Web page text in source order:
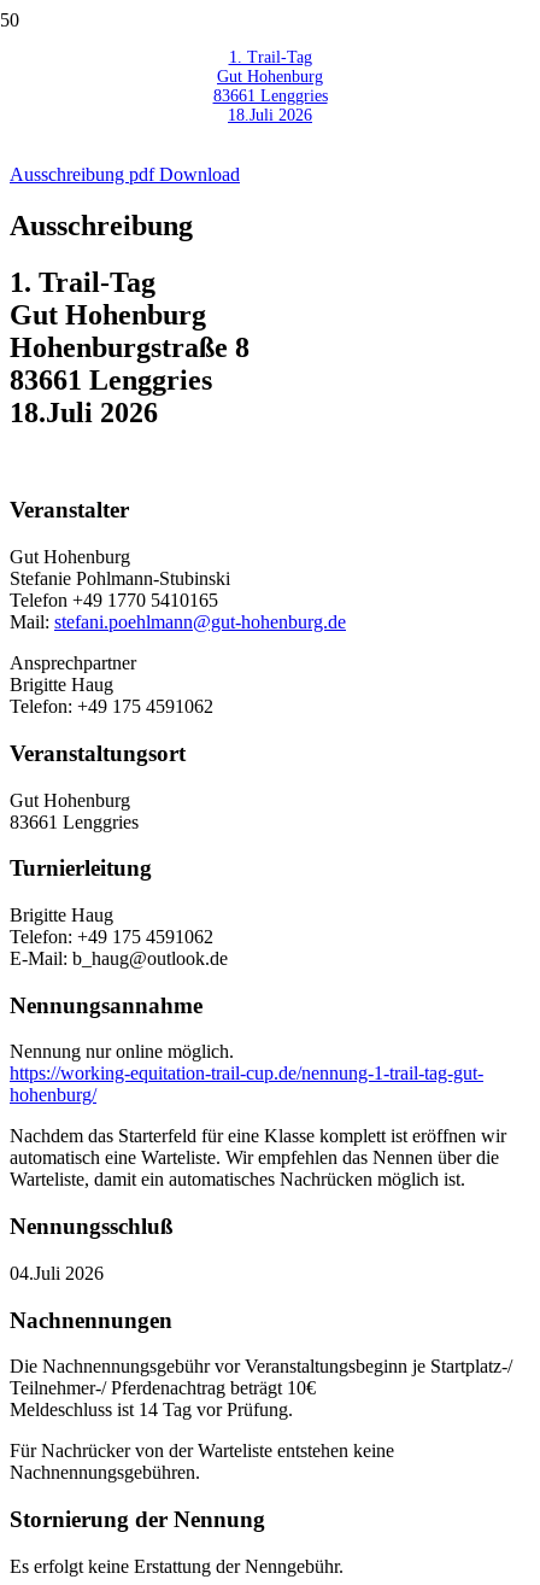
1. Trail-Tag
Gut Hohenburg
83661 Lenggries
18.Juli 2026
Ausschreibung pdf Download
Ausschreibung
1. Trail-Tag
Gut Hohenburg
Hohenburgstraße 8
83661 Lenggries
18.Juli 2026
Veranstalter
Gut Hohenburg
Stefanie Pohlmann-Stubinski
Telefon +49 1770 5410165
Mail: stefani.poehlmann@gut-hohenburg.de
Ansprechpartner
Brigitte Haug
Telefon: +49 175 4591062
Veranstaltungsort
Gut Hohenburg
83661 Lenggries
Turnierleitung
Brigitte Haug
Telefon: +49 175 4591062
E-Mail: b_haug@outlook.de
Nennungsannahme
Nennung nur online möglich.
https://working-equitation-trail-cup.de/nennung-1-trail-tag-gut-
hohenburg/
Nachdem das Starterfeld für eine Klasse komplett ist eröffnen wir
automatisch eine Warteliste. Wir empfehlen das Nennen über die
Warteliste, damit ein automatisches Nachrücken möglich ist.
Nennungsschluß
04.Juli 2026
Nachnennungen
Die Nachnennungsgebühr vor Veranstaltungsbeginn je Startplatz-/
Teilnehmer-/ Pferdenachtrag beträgt 10€
Meldeschluss ist 14 Tag vor Prüfung.
Für Nachrücker von der Warteliste entstehen keine
Nachnennungsgebühren.
Stornierung der Nennung
Es erfolgt keine Erstattung der Nenngebühr.